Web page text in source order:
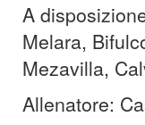
A
Melara,
Mezavilla,
Allenatore: